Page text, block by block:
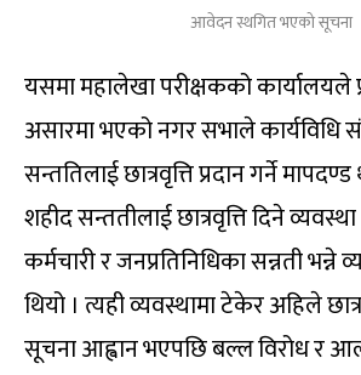
आवेदन स्थगित भएको सूचना
यसमा महालेखा परीक्षकको कार्यालयले
असारमा भएको नगर सभाले कार्यविधि
सन्ततिलाई छात्रवृत्ति प्रदान गर्ने
शहीद सन्ततीलाई छात्रवृत्ति दिने
कर्मचारी र जनप्रतिनिधिका सन्नती भन्ने
थियो । त्यही व्यवस्थामा टेकेर अहिले
सूचना आह्वान भएपछि बल्ल विरोध र